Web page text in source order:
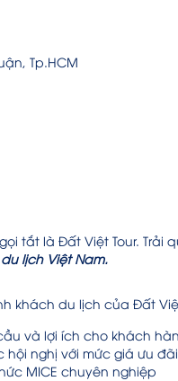
Tp.HCM
tắt là Đất Việt Tour.
lịch Việt Nam.
khách du lịch của Đất
và lợi ích cho khách
nghị với mức giá ưu
MICE chuyên nghiệp